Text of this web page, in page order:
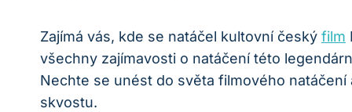
Zajímá vás, kde se natáčel kultovní český film
všechny zajímavosti o natáčení této
Nechte se unést do světa filmového
skvostu.